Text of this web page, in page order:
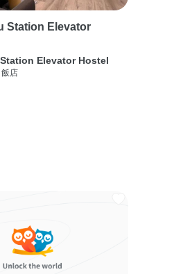
Station Elevator
Elevator Hostel
飯店